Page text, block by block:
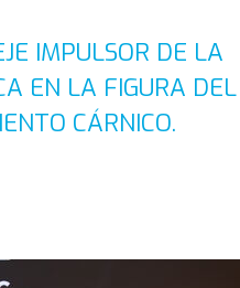
IMPULSOR DE LA
EN LA FIGURA DEL
CÁRNICO.